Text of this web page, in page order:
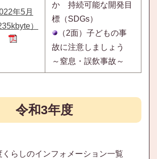
年5月
）
か 持続可能な開発目
標（SDGs）
（2面）子どもの事
故に注意しましょう
～窒息・誤飲事故～
令和3年度
くらしのインフォメーション一覧